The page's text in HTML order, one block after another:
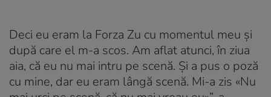
Deci eu eram la Forza Zu cu momentul meu și
după care el m-a scos. Am aflat atunci, în ziua
aia, că eu nu mai intru pe scenă. Și a pus o poză
cu mine, dar eu eram lângă scenă. Mi-a zis «Nu